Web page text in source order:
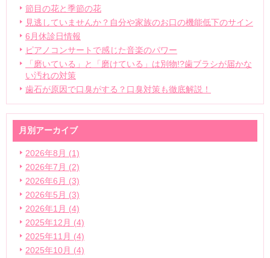
節目の花と季節の花
見逃していませんか？自分や家族のお口の機能低下のサイン
6月休診日情報
ピアノコンサートで感じた音楽のパワー
「磨いている」と「磨けている」は別物!?歯ブラシが届かな
い汚れの対策
歯石が原因で口臭がする？口臭対策も徹底解説！
月別アーカイブ
2026年8月 (1)
2026年7月 (2)
2026年6月 (3)
2026年5月 (3)
2026年1月 (4)
2025年12月 (4)
2025年11月 (4)
2025年10月 (4)